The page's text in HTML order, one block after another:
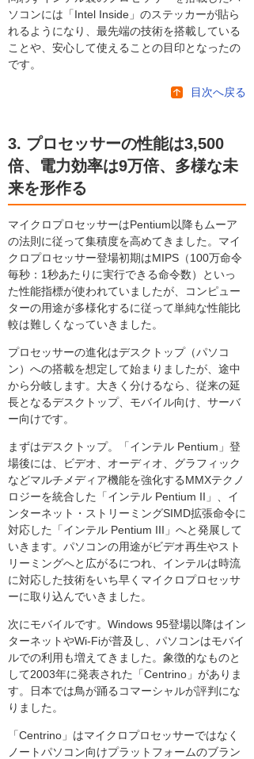
ソコンには「Intel Inside」のステッカーが貼ら
れるようになり、最先端の技術を搭載している
ことや、安心して使えることの目印となったの
です。
目次へ戻る
3. プロセッサーの性能は3,500
倍、電力効率は9万倍、多様な未
来を形作る
マイクロプロセッサーはPentium以降もムーア
の法則に従って集積度を高めてきました。マイ
クロプロセッサー登場初期はMIPS（100万命令
毎秒：1秒あたりに実行できる命令数）といっ
た性能指標が使われていましたが、コンピュー
ターの用途が多様化するに従って単純な性能比
較は難しくなっていきました。
プロセッサーの進化はデスクトップ（パソコ
ン）への搭載を想定して始まりましたが、途中
から分岐します。大きく分けるなら、従来の延
長となるデスクトップ、モバイル向け、サーバ
ー向けです。
まずはデスクトップ。「インテル Pentium」登
場後には、ビデオ、オーディオ、グラフィック
などマルチメディア機能を強化するMMXテクノ
ロジーを統合した「インテル Pentium II」、イ
ンターネット・ストリーミングSIMD拡張命令に
対応した「インテル Pentium III」へと発展して
いきます。パソコンの用途がビデオ再生やスト
リーミングへと広がるにつれ、インテルは時流
に対応した技術をいち早くマイクロプロセッサ
ーに取り込んでいきました。
次にモバイルです。Windows 95登場以降はイン
ターネットやWi-Fiが普及し、パソコンはモバイ
ルでの利用も増えてきました。象徴的なものと
して2003年に発表された「Centrino」がありま
す。日本では鳥が踊るコマーシャルが評判にな
りました。
「Centrino」はマイクロプロセッサーではなく
ノートパソコン向けプラットフォームのブラン